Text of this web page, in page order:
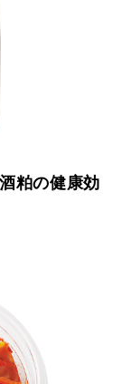
粕の健康効